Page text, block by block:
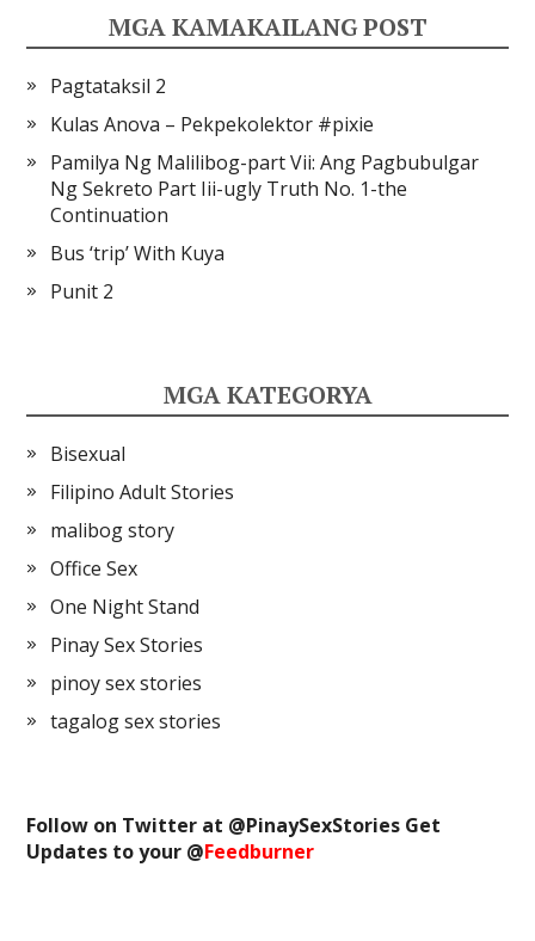
MGA KAMAKAILANG POST
Pagtataksil 2
Kulas Anova – Pekpekolektor #pixie
Pamilya Ng Malilibog-part Vii: Ang Pagbubulgar
Ng Sekreto Part Iii-ugly Truth No. 1-the
Continuation
Bus ‘trip’ With Kuya
Punit 2
MGA KATEGORYA
Bisexual
Filipino Adult Stories
malibog story
Office Sex
One Night Stand
Pinay Sex Stories
pinoy sex stories
tagalog sex stories
Follow on Twitter at @PinaySexStories Get
Updates to your @Feedburner